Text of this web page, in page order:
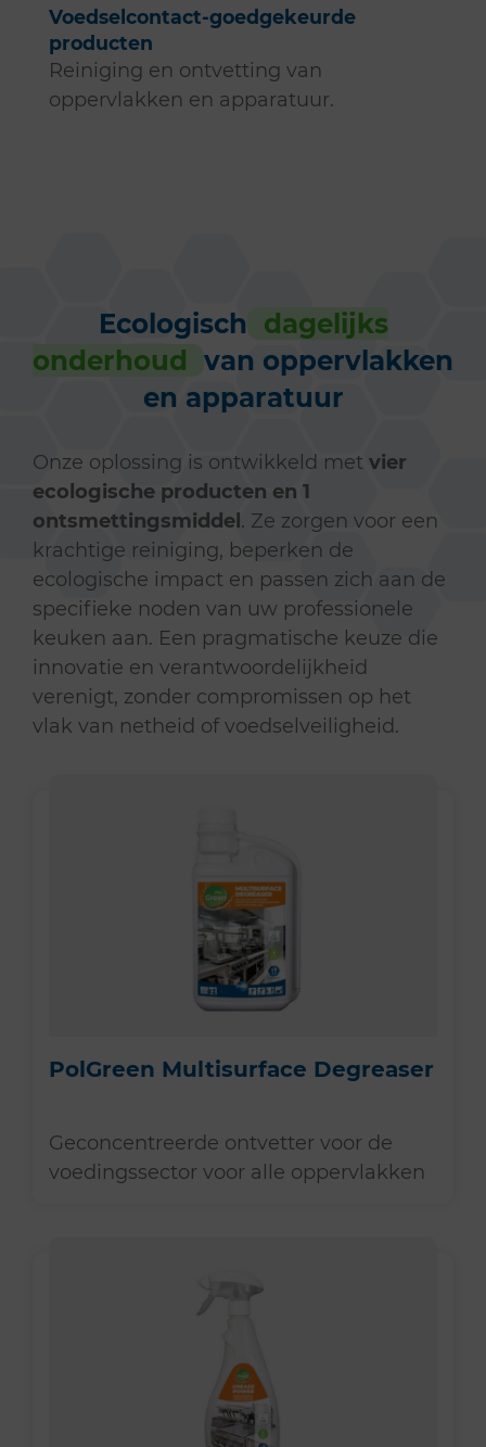
Voedselcontact-goedgekeurde
producten
Reiniging en ontvetting van
oppervlakken en apparatuur.
Ecologisch dagelijks
onderhoud van oppervlakken
en apparatuur
Onze oplossing is ontwikkeld met vier
ecologische producten en 1
ontsmettingsmiddel . Ze zorgen voor een
krachtige reiniging, beperken de
ecologische impact en passen zich aan de
specifieke noden van uw professionele
keuken aan. Een pragmatische keuze die
innovatie en verantwoordelijkheid
verenigt, zonder compromissen op het
vlak van netheid of voedselveiligheid.
PolGreen Multisurface Degreaser
Geconcentreerde ontvetter voor de
voedingssector voor alle oppervlakken